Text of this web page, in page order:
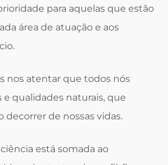
para aquelas que estão
área de atuação e aos
nos atentar que todos nós
qualidades naturais, que
decorrer de nossas vidas.
está somada ao